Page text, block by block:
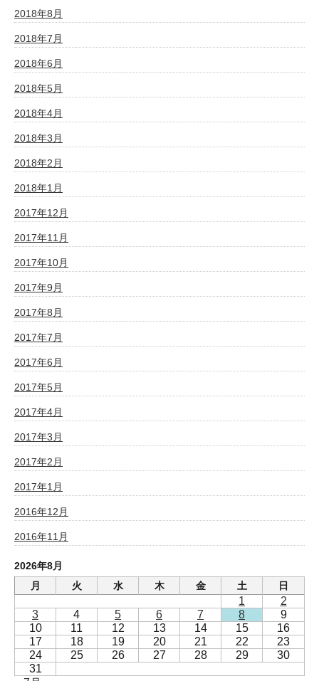
2018年8月
2018年7月
2018年6月
2018年5月
2018年4月
2018年3月
2018年2月
2018年1月
2017年12月
2017年11月
2017年10月
2017年9月
2017年8月
2017年7月
2017年6月
2017年5月
2017年4月
2017年3月
2017年2月
2017年1月
2016年12月
2016年11月
2026年8月
月
火 水 木 金 土 日
1
2
3
4 5 6 7 8
9
10
11 12 13 14 15
16
17
18 19 20 21 22
23
24
25 26 27 28 29
30
31